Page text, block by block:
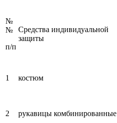
№
№
п/п
Средства индивидуальной
защиты
1 костюм
2 рукавицы комбинированные